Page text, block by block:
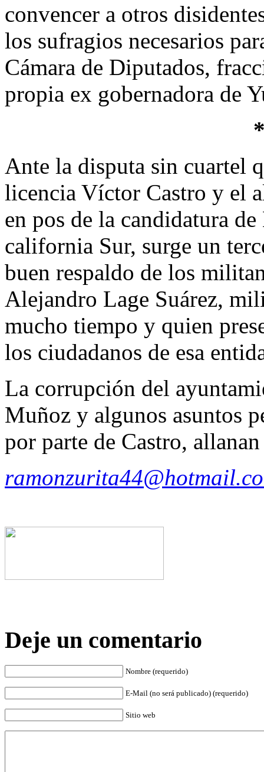
convencer a otros
los sufragios necesarios
Cámara de Diputados,
propia ex gobernadora de
Ante la disputa sin cuartel
licencia Víctor Castro y el
en pos de la candidatura
california Sur, surge un
buen respaldo de los
Alejandro Lage Suárez,
mucho tiempo y quien
los ciudadanos de esa
La corrupción del
Muñoz y algunos asuntos
por parte de Castro,
Deje un comentario
Nombre (requerido)
E-Mail (no será publicado) (requerido)
Sitio web